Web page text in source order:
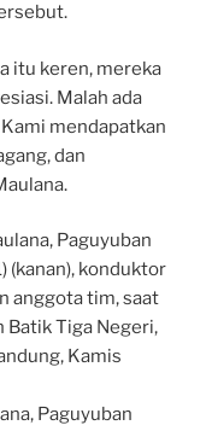
itu keren, mereka
Malah ada
mendapatkan
dan
Paguyuban